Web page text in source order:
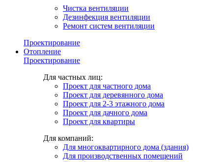
Чистка вентиляции
Дезинфекция вентиляции
Ремонт систем вентиляции
Проектирование
Отопление
Проектирование
Для частных лиц:
Проект для частного дома
Проект для деревянного дома
Проект для 2-3 этажного дома
Проект для дачного дома
Проект для квартиры
Для компаний:
Для многоквартирного дома (здания)
Для производственных помещений